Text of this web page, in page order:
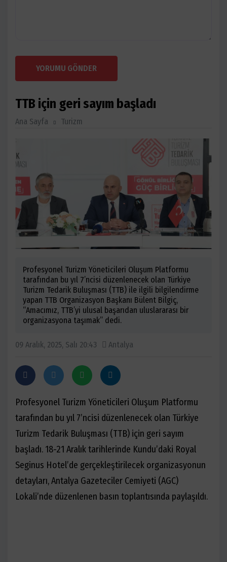
YORUMU GÖNDER
TTB için geri sayım başladı
Ana Sayfa Turizm
Profesyonel Turizm Yöneticileri Oluşum Platformu
tarafından bu yıl 7’ncisi düzenlenecek olan Türkiye
Turizm Tedarik Buluşması (TTB) ile ilgili bilgilendirme
yapan TTB Organizasyon Başkanı Bülent Bilgiç,
“Amacımız, TTB’yi ulusal başarıdan uluslararası bir
organizasyona taşımak” dedi.
09 Aralık, 2025, Salı 20:43 Antalya
Profesyonel Turizm Yöneticileri Oluşum Platformu
tarafından bu yıl 7’ncisi düzenlenecek olan Türkiye
Turizm Tedarik Buluşması (TTB) için geri sayım
başladı. 18-21 Aralık tarihlerinde Kundu’daki Royal
Seginus Hotel’de gerçekleştirilecek organizasyonun
detayları, Antalya Gazeteciler Cemiyeti (AGC)
Lokali’nde düzenlenen basın toplantısında paylaşıldı.